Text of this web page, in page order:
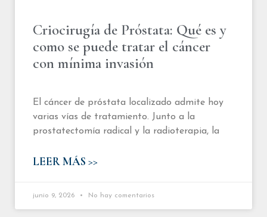
Criocirugía de Próstata: Qué es y
como se puede tratar el cáncer
con mínima invasión
El cáncer de próstata localizado admite hoy
varias vías de tratamiento. Junto a la
prostatectomía radical y la radioterapia, la
LEER MÁS >>
junio 9, 2026 No hay comentarios